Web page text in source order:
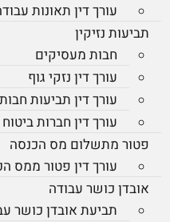
עורך דין תאונות
תביעות נזיקין
חבות מעסיקים
עורך דין נזקי גוף
עורך דין תביעות חבות
עורך דין חברות ביטוח
פטור מתשלום מס הכנסה
עורך דין פטור ממס
אובדן כושר עבודה
תביעת אובדן כושר